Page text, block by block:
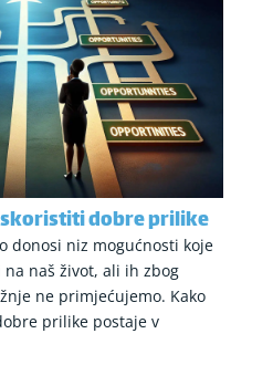
dobre prilike​
donosi niz mogućnosti koje
naš život, ali ih zbog
ne primjećujemo. Kako
prilike​ postaje v